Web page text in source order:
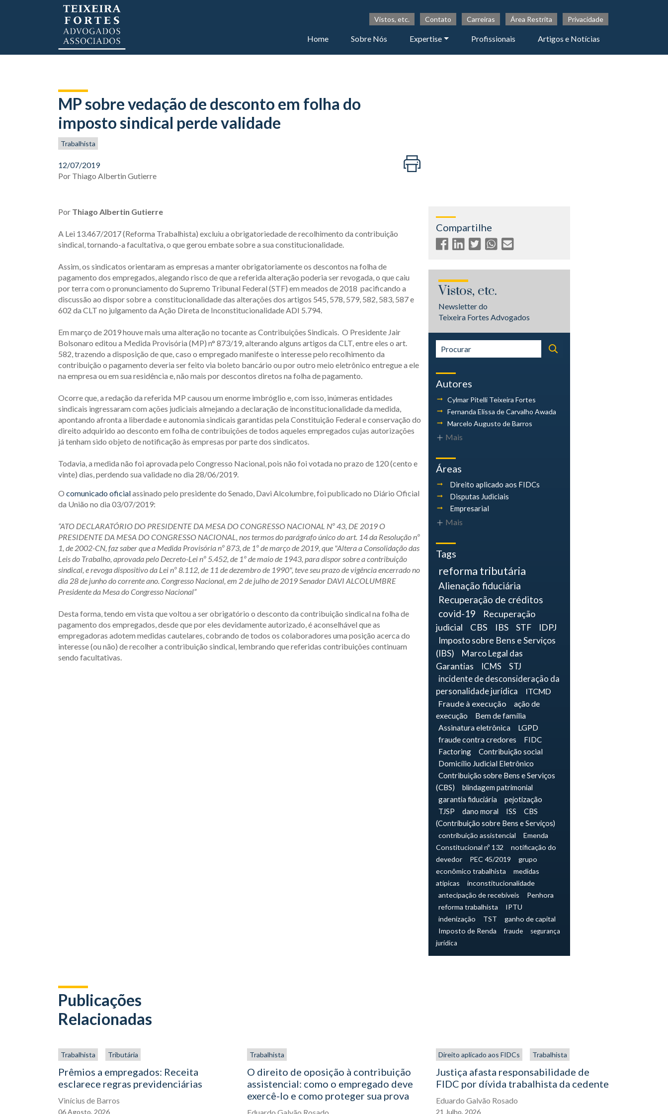
Vistos, etc. Contato Carreiras Área Restrita Privacidade
Home Sobre Nós Expertise Profissionais Artigos e Notícias
MP sobre vedação de desconto em folha do
imposto sindical perde validade
Trabalhista
12/07/2019
Por Thiago Albertin Gutierre
Por Thiago Albertin Gutierre
A Lei 13.467/2017 (Reforma Trabalhista) excluiu a obrigatoriedade de recolhimento da contribuição
sindical, tornando-a facultativa, o que gerou embate sobre a sua constitucionalidade.
Assim, os sindicatos orientaram as empresas a manter obrigatoriamente os descontos na folha de
pagamento dos empregados, alegando risco de que a referida alteração poderia ser revogada, o que caiu
por terra com o pronunciamento do Supremo Tribunal Federal (STF) em meados de 2018 pacificando a
discussão ao dispor sobre a constitucionalidade das alterações dos artigos 545, 578, 579, 582, 583, 587 e
602 da CLT no julgamento da Ação Direta de Inconstitucionalidade ADI 5.794.
Em março de 2019 houve mais uma alteração no tocante as Contribuições Sindicais. O Presidente Jair
Bolsonaro editou a Medida Provisória (MP) n° 873/19, alterando alguns artigos da CLT, entre eles o art.
582, trazendo a disposição de que, caso o empregado manifeste o interesse pelo recolhimento da
contribuição o pagamento deveria ser feito via boleto bancário ou por outro meio eletrônico entregue a ele
na empresa ou em sua residência e, não mais por descontos diretos na folha de pagamento.
Ocorre que, a redação da referida MP causou um enorme imbróglio e, com isso, inúmeras entidades
sindicais ingressaram com ações judiciais almejando a declaração de inconstitucionalidade da medida,
apontando afronta a liberdade e autonomia sindicais garantidas pela Constituição Federal e conservação do
direito adquirido ao desconto em folha de contribuições de todos aqueles empregados cujas autorizações
já tenham sido objeto de notificação às empresas por parte dos sindicatos.
Todavia, a medida não foi aprovada pelo Congresso Nacional, pois não foi votada no prazo de 120 (cento e
vinte) dias, perdendo sua validade no dia 28/06/2019.
O comunicado oficialassinado pelo presidente do Senado, Davi Alcolumbre, foi publicado no Diário Oficial
da União no dia 03/07/2019:
“ATO DECLARATÓRIO DO PRESIDENTE DA MESA DO CONGRESSO NACIONAL Nº 43, DE 2019 O
PRESIDENTE DA MESA DO CONGRESSO NACIONAL, nos termos do parágrafo único do art. 14 da Resolução nº
1, de 2002-CN, faz saber que a Medida Provisória nº 873, de 1º de março de 2019, que "Altera a Consolidação das
Leis do Trabalho, aprovada pelo Decreto-Lei nº 5.452, de 1º de maio de 1943, para dispor sobre a contribuição
sindical, e revoga dispositivo da Lei nº 8.112, de 11 de dezembro de 1990", teve seu prazo de vigência encerrado no
dia 28 de junho do corrente ano. Congresso Nacional, em 2 de julho de 2019 Senador DAVI ALCOLUMBRE
Presidente da Mesa do Congresso Nacional”
Desta forma, tendo em vista que voltou a ser obrigatório o desconto da contribuição sindical na folha de
pagamento dos empregados, desde que por eles devidamente autorizado, é aconselhável que as
empregadoras adotem medidas cautelares, cobrando de todos os colaboradores uma posição acerca do
interesse (ou não) de recolher a contribuição sindical, lembrando que referidas contribuições continuam
sendo facultativas.
Compartilhe
Vistos, etc.
Newsletter do
Teixeira Fortes Advogados
Autores
Cylmar Pitelli Teixeira Fortes
Fernanda Elissa de Carvalho Awada
Marcelo Augusto de Barros
Mais
Áreas
Direito aplicado aos FIDCs
Disputas Judiciais
Empresarial
Mais
Tags
reforma tributária
Alienação fiduciária
Recuperação de créditos
covid-19
Recuperação
judicial
CBS IBS STF
IDPJ
Imposto sobre Bens e Serviços
(IBS)
Marco Legal das
Garantias
ICMS
STJ
incidente de desconsideração da
personalidade jurídica
ITCMD
Fraude à execução
ação de
execução
Bem de família
Assinatura eletrônica
LGPD
fraude contra credores
FIDC
Factoring
Contribuição social
Domicílio Judicial Eletrônico
Contribuição sobre Bens e Serviços
(CBS)
blindagem patrimonial
garantia fiduciária
pejotização
TJSP
dano moral ISS
CBS
(Contribuição sobre Bens e Serviços)
contribuição assistencial
Emenda
Constitucional nº 132
notificação do
devedor
PEC 45/2019
grupo
econômico trabalhista
medidas
atípicas
inconstitucionalidade
antecipação de recebíveis
Penhora
reforma trabalhista
IPTU
indenização
TST
ganho de capital
Imposto de Renda
fraude
segurança
jurídica
Publicações
Relacionadas
Trabalhista Tributária
Prêmios a empregados: Receita
esclarece regras previdenciárias
Vinícius de Barros
06Agosto, 2026
Trabalhista
O direito de oposição à contribuição
assistencial: como o empregado deve
exercê-lo e como proteger sua prova
Direito aplicado aos FIDCs Trabalhista
Justiça afasta responsabilidade de
FIDC por dívida trabalhista da cedente
Eduardo Galvão Rosado
21 Julho, 2026